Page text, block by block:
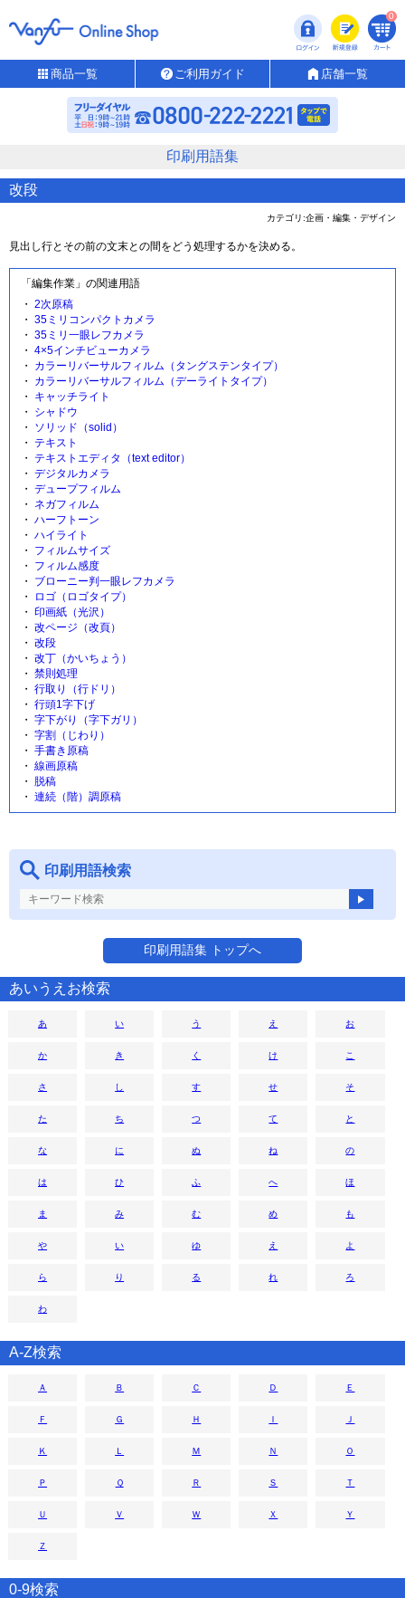
0
商品一覧 ご利用ガイド 店舗一覧
印刷用語集
改段
カテゴリ:企画・編集・デザイン
見出し行とその前の文末との間をどう処理するかを決める。
「編集作業」の関連用語
2次原稿
35ミリコンパクトカメラ
35ミリ一眼レフカメラ
4×5インチビューカメラ
カラーリバーサルフィルム（タングステンタイプ）
カラーリバーサルフィルム（デーライトタイプ）
キャッチライト
シャドウ
ソリッド（solid）
テキスト
テキストエディタ（text editor）
デジタルカメラ
デュープフィルム
ネガフィルム
ハーフトーン
ハイライト
フィルムサイズ
フィルム感度
ブローニー判一眼レフカメラ
ロゴ（ロゴタイプ）
印画紙（光沢）
改ページ（改頁）
改段
改丁（かいちょう）
禁則処理
行取り（行ドリ）
行頭1字下げ
字下がり（字下ガリ）
字割（じわり）
手書き原稿
線画原稿
脱稿
連続（階）調原稿
印刷用語検索
印刷用語集 トップへ
あいうえお検索
あ い う え お
か き く け こ
さ し す せ そ
た ち つ て と
な に ぬ ね の
は ひ ふ へ ほ
ま み む め も
や い ゆ え よ
ら り る れ ろ
わ
A-Z検索
Ａ Ｂ Ｃ Ｄ Ｅ
Ｆ Ｇ Ｈ Ｉ Ｊ
Ｋ Ｌ Ｍ Ｎ Ｏ
Ｐ Ｑ Ｒ Ｓ Ｔ
Ｕ Ｖ Ｗ Ｘ Ｙ
Ｚ
0-9検索